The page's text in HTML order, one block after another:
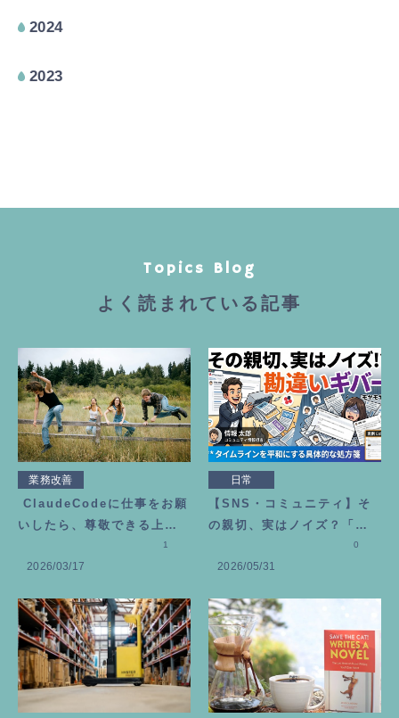
2024
2023
Topics Blog
よく読まれている記事
業務改善
ClaudeCodeに仕事をお願
いしたら、尊敬できる上司
2026/03/17
1
日常
【SNS・コミュニティ】そ
の親切、実はノイズ？「勘
違いギバー」にモヤモヤし
た時の処方箋
2026/05/31
0